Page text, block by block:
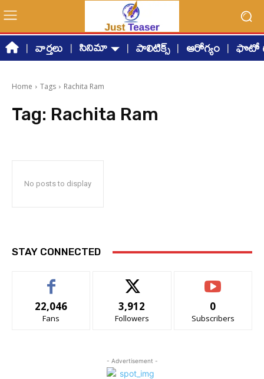
వార్తలు సినిమా పాలిటిక్స్ ఆరోగ్యం ఫొటో
Home Tags Rachita Ram
Tag: Rachita Ram
No posts to display
STAY CONNECTED
22,046
Fans
3,912
Followers
0
Subscribers
- Advertisement -